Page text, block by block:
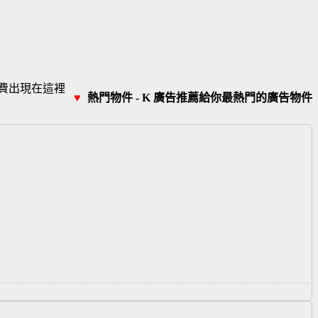
♥ 熱門物件 - K 廣告推薦給你最熱門的廣告物件
出現在這裡